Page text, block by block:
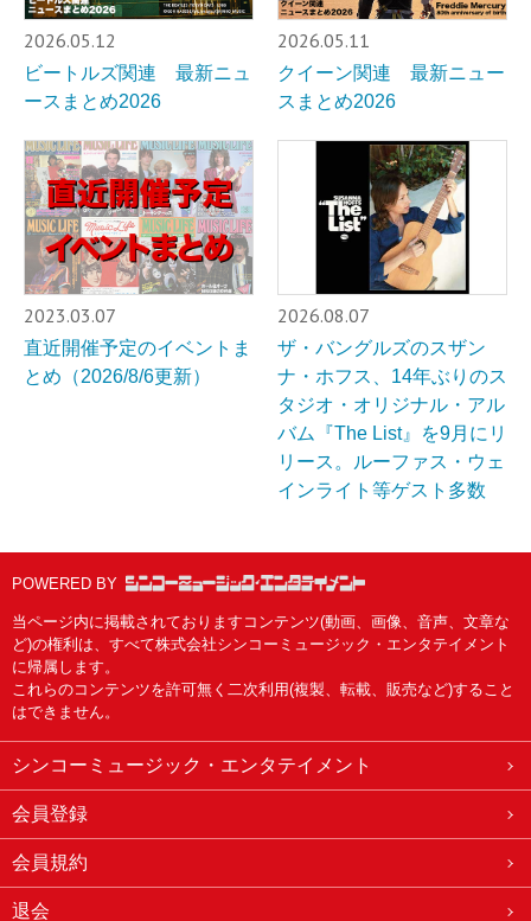
2026.05.12
ビートルズ関連 最新ニュ
ースまとめ2026
2026.05.11
クイーン関連 最新ニュー
スまとめ2026
2023.03.07
直近開催予定のイベントま
とめ（2026/8/6更新）
2026.08.07
ザ・バングルズのスザン
ナ・ホフス、14年ぶりのス
タジオ・オリジナル・アル
バム『The List』を9月にリ
リース。ルーファス・ウェ
インライト等ゲスト多数
POWERED BY
当ページ内に掲載されておりますコンテンツ(動画、画像、音声、文章な
ど)の権利は、すべて株式会社シンコーミュージック・エンタテイメント
に帰属します。
これらのコンテンツを許可無く二次利用(複製、転載、販売など)すること
はできません。
シンコーミュージック・エンタテイメント
会員登録
会員規約
退会